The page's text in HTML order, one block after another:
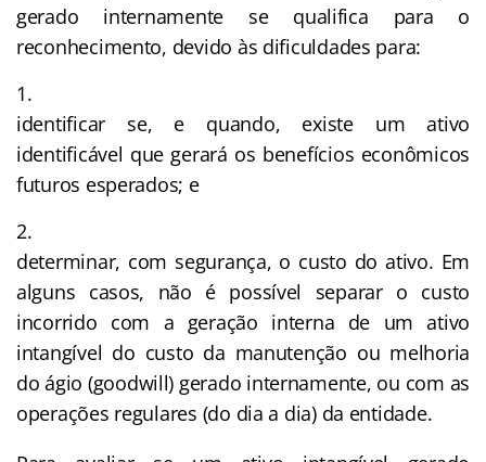
gerado internamente se qualifica para o
reconhecimento, devido às dificuldades para:
identificar se, e quando, existe um ativo
identificável que gerará os benefícios econômicos
futuros esperados; e
determinar, com segurança, o custo do ativo. Em
alguns casos, não é possível separar o custo
incorrido com a geração interna de um ativo
intangível do custo da manutenção ou melhoria
do ágio (goodwill) gerado internamente, ou com as
operações regulares (do dia a dia) da entidade.